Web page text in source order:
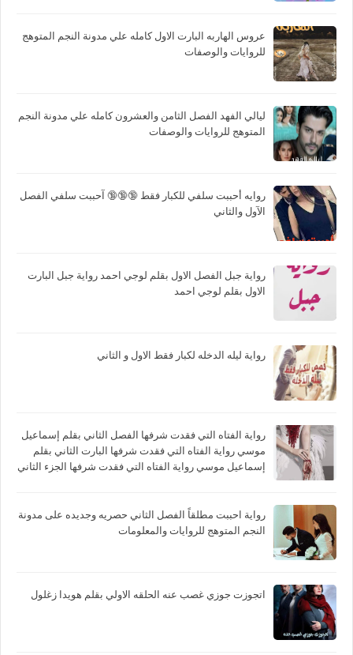
عروس الهاربه البارت الاول كامله علي مدونة النجم المتوهج
للروايات والوصفات
ليالي الفهد الفصل الثامن والعشرون كامله علي مدونة النجم
المتوهج للروايات والوصفات
روايه أحببت سلفي للكبار فقط 🔞🔞🔞 آحببت سلفي الفصل
الآول والثاني
رواية جبل الفصل الاول بقلم لوجي احمد رواية جبل البارت
الاول بقلم لوجي احمد
رواية ليله الدخله لكبار فقط الاول و الثاني
رواية الفتاه التي فقدت شرفها الفصل الثاني بقلم إسماعيل
موسي رواية الفتاه التي فقدت شرفها البارت الثاني بقلم
إسماعيل موسي رواية الفتاه التي فقدت شرفها الجزء الثاني
رواية احببت مطلقاً الفصل الثاني حصريه وجديده على مدونة
النجم المتوهج للروايات والمعلومات
اتجوزت جوزي غصب عنه الحلقه الاولي بقلم هويدا زغلول